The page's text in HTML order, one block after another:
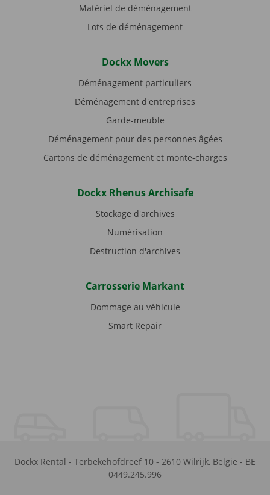
Matériel de déménagement
Lots de déménagement
Dockx Movers
Déménagement particuliers
Déménagement d'entreprises
Garde-meuble
Déménagement pour des personnes âgées
Cartons de déménagement et monte-charges
Dockx Rhenus Archisafe
Stockage d'archives
Numérisation
Destruction d'archives
Carrosserie Markant
Dommage au véhicule
Smart Repair
Dockx Rental - Terbekehofdreef 10 - 2610 Wilrijk, België - BE
0449.245.996